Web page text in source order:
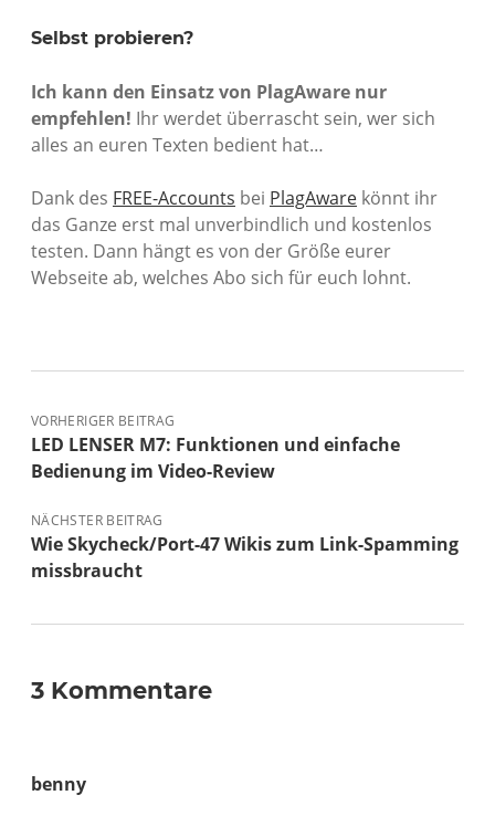
Selbst probieren?
Ich kann den Einsatz von PlagAware nur
empfehlen! Ihr werdet überrascht sein, wer sich
alles an euren Texten bedient hat…
Dank des FREE-Accounts bei PlagAware könnt ihr
das Ganze erst mal unverbindlich und kostenlos
testen. Dann hängt es von der Größe eurer
Webseite ab, welches Abo sich für euch lohnt.
VORHERIGER BEITRAG
LED LENSER M7: Funktionen und einfache
Bedienung im Video-Review
NÄCHSTER BEITRAG
Wie Skycheck/Port-47 Wikis zum Link-Spamming
missbraucht
3 Kommentare
benny